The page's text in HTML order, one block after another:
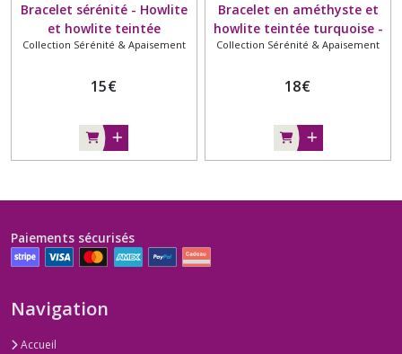
Bracelet sérénité - Howlite
et howlite teintée
turquoise - 6mm - Fleur
Collection Sérénité & Apaisement
15€
Bracelet en améthyste et
howlite teintée turquoise -
Barcelet en perles
perle fleur couleur argent
Collection Sérénité & Apaisement
18€
Paiements sécurisés
Navigation
Accueil